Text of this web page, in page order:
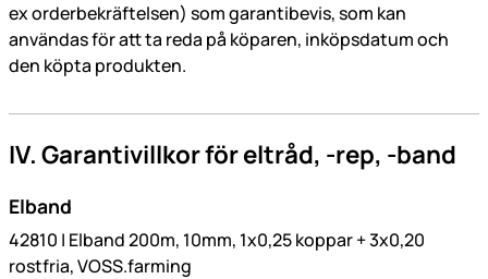
ex orderbekräftelsen) som garantibevis, som kan
användas för att ta reda på köparen, inköpsdatum och
den köpta produkten.
IV. Garantivillkor för eltråd, -rep, -band
Elband
42810 | Elband 200m, 10mm, 1x0,25 koppar + 3x0,20
rostfria, VOSS.farming